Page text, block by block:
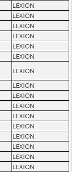
LEXION
LEXION
LEXION
LEXION
LEXION
LEXION
LEXION
LEXION
LEXION
LEXION
LEXION
LEXION
LEXION
LEXION
LEXION
LEXION